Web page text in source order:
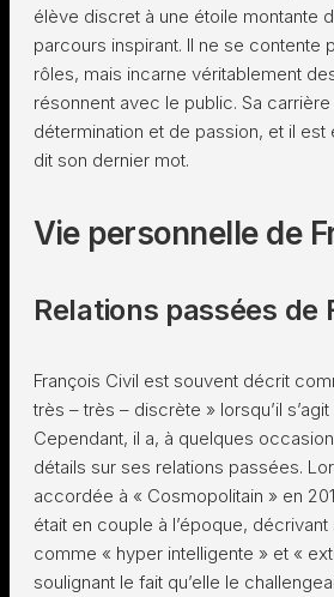
élève discret à une étoile montante
parcours inspirant. Il ne se contente
rôles, mais incarne véritablement
résonnent avec le public. Sa
détermination et de passion, et il est
dit son dernier mot.
Vie personnelle de
Relations passées de
François Civil est souvent décrit
très – très – discrète » lorsqu’il
Cependant, il a, à quelques
détails sur ses relations passées.
accordée à « Cosmopolitain » en
était en couple à l’époque, décrivant
comme « hyper intelligente » et «
soulignant le fait qu’elle le